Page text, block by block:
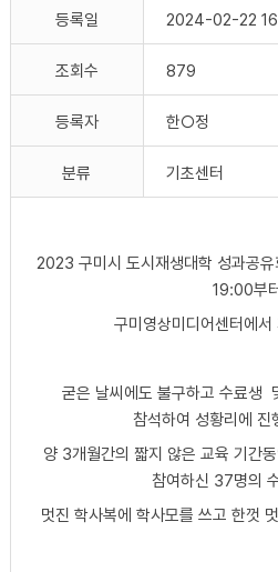
등록일 2024-02-22
조회수 879
등록자 한○정
분류 기초센터
2023 구미시 도시재생대학 성과공
19:00부터
구미영상미디어센터에서
굳은 날씨에도 불구하고 수료생
참석하여 성황리에 진
양 3개월간의 짧지 않은 교육 기간
참여하신 37명의
멋진 학사복에 학사모를 쓰고 한껏